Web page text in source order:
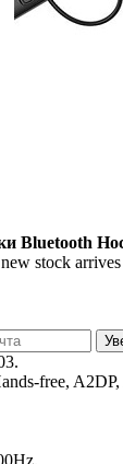
Bluetooth
stock
free,